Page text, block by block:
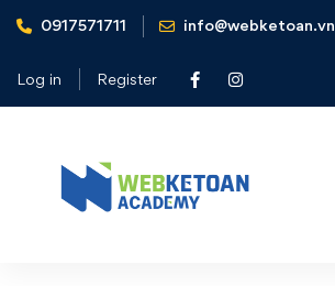
0917571711 info@webketoan.vn
Log in Register
Home
Tin tức - Sự kiện
nghiệp cùng ASOFT® - POS